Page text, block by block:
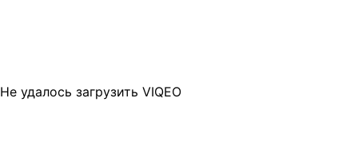
Не удалось загрузить VIQEO